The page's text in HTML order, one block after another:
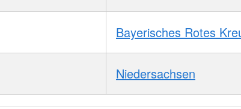
Bayerisches Rotes
Niedersachsen